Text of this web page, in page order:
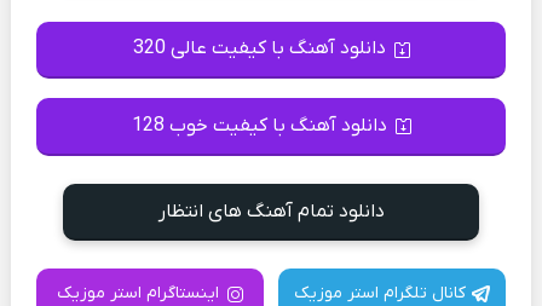
دانلود آهنگ با کیفیت عالی 320
دانلود آهنگ با کیفیت خوب 128
دانلود تمام آهنگ های انتظار
کانال تلگرام استر موزیک اینستاگرام استر موزیک